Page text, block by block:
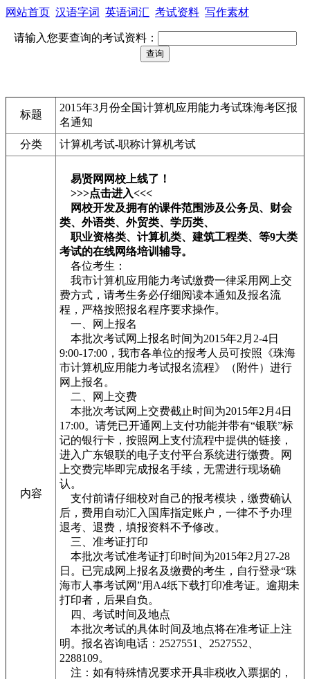
网站首页 汉语字词 英语词汇 考试资料 写作素材
请输入您要查询的考试资料：
标题
2015年3月份全国计算机应用能力考试珠海考区报
名通知
分类
计算机考试-职称计算机考试
内容
易贤网网校上线了！
>>>点击进入<<<
网校开发及拥有的课件范围涉及公务员、财会
类、外语类、外贸类、学历类、
职业资格类、计算机类、建筑工程类、等9大类
考试的在线网络培训辅导。
各位考生：
我市计算机应用能力考试缴费一律采用网上交
费方式，请考生务必仔细阅读本通知及报名流
程，严格按照报名程序要求操作。
一、网上报名
本批次考试网上报名时间为2015年2月2-4日
9:00-17:00，我市各单位的报考人员可按照《珠海
市计算机应用能力考试报名流程》（附件）进行
网上报名。
二、网上交费
本批次考试网上交费截止时间为2015年2月4日
17:00。请凭已开通网上支付功能并带有“银联”标
记的银行卡，按照网上支付流程中提供的链接，
进入广东银联的电子支付平台系统进行缴费。网
上交费完毕即完成报名手续，无需进行现场确
认。
支付前请仔细校对自己的报考模块，缴费确认
后，费用自动汇入国库指定账户，一律不予办理
退考、退费，填报资料不予修改。
三、准考证打印
本批次考试准考证打印时间为2015年2月27-28
日。已完成网上报名及缴费的考生，自行登录“珠
海市人事考试网”用A4纸下载打印准考证。逾期未
打印者，后果自负。
四、考试时间及地点
本批次考试的具体时间及地点将在准考证上注
明。报名咨询电话：2527551、2527552、
2288109。
注：如有特殊情况要求开具非税收入票据的，